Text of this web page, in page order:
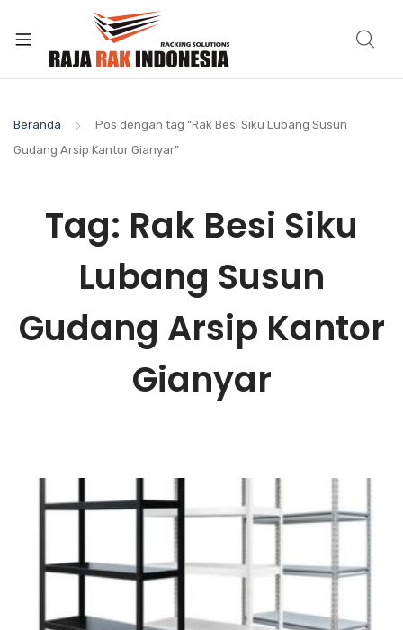
Beranda
Pos dengan tag “Rak Besi Siku Lubang Susun
Gudang Arsip Kantor Gianyar”
Tag: Rak Besi Siku
Lubang Susun
Gudang Arsip Kantor
Gianyar